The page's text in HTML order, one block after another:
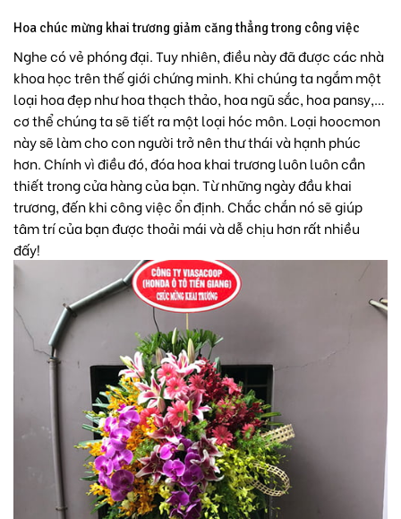
Hoa chúc mừng khai trương giảm căng thẳng trong công việc
Nghe có vẻ phóng đại. Tuy nhiên, điều này đã được các nhà
khoa học trên thế giới chứng minh. Khi chúng ta ngắm một
loại hoa đẹp nhưhoa thạch thảo, hoa ngũ sắc, hoa pansy,…
cơ thể chúng ta sẽ tiết ra một loại hóc môn. Loại hoocmon
này sẽ làm cho con người trở nên thư thái và hạnh phúc
hơn. Chính vì điều đó, đóa hoa khai trương luôn luôn cần
thiết trong cửa hàng của bạn. Từ những ngày đầu khai
trương, đến khi công việc ổn định. Chắc chắn nó sẽ giúp
tâm trí của bạn được thoải mái và dễ chịu hơn rất nhiều
đấy!